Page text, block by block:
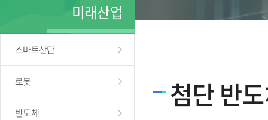
미래산업
스마트산단
로봇
반도체
첨단 반